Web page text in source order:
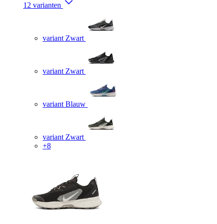
12 varianten
variant Zwart
variant Zwart
variant Blauw
variant Zwart
+8